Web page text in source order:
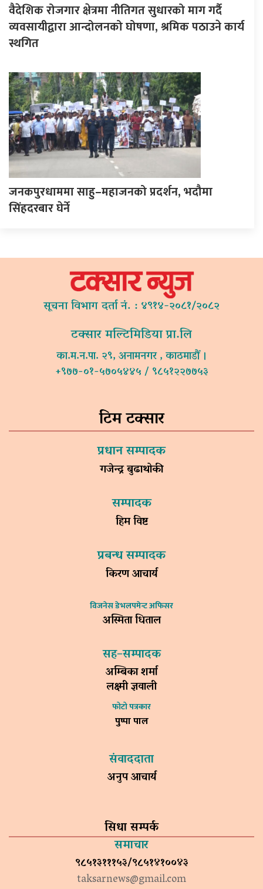
वैदेशिक रोजगार क्षेत्रमा नीतिगत सुधारको माग गर्दै
व्यवसायीद्वारा आन्दोलनको घोषणा, श्रमिक पठाउने कार्य
स्थगित
जनकपुरधाममा साहु–महाजनको प्रदर्शन, भदौमा
सिंहदरबार घेर्ने
सूचना विभाग दर्ता नं. : ४९१४-२०८१/२०८२
टक्सार मल्टिमिडिया प्रा.लि
का.म.न.पा. २९, अनामनगर , काठमाडौं ।
+९७७-०१-५७०५४४५ / ९८५१२२७७५३
टिम टक्सार
प्रधान सम्पादक
गजेन्द्र बुढाथोकी
सम्पादक
हिम विष्ट
प्रबन्ध सम्पादक
किरण आचार्य
विजनेस डेभलपमेन्ट अफिसर
अस्मिता धिताल
सह–सम्पादक
अम्बिका शर्मा
लक्ष्मी ज्ञवाली
फोटो पत्रकार
पुष्पा पाल
संवाददाता
अनुप आचार्य
सिधा सम्पर्क
समाचार
९८५१३१११५३/९८५१४१००४३
taksarnews@gmail.com